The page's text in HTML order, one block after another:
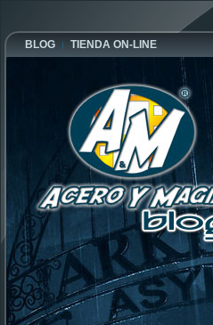
BLOG TIENDA ON-LINE